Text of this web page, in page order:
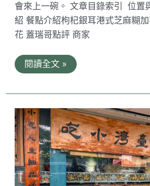
會來上一碗。 文章目錄索引 位置
紹 餐點介紹枸杞銀耳港式芝麻糊
花 蓋瑞哥點評 商家
嘉
義
漿
豆
花。
文
化
路
夜
市
裡
閱讀全文 »